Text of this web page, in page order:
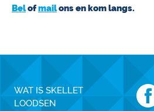
Belofmailons en kom langs.
WAT IS SKELLET
LOODSEN